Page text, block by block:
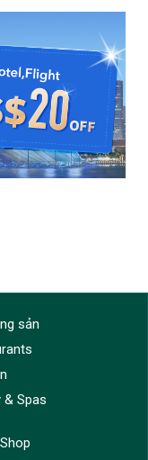
sản
& Spas